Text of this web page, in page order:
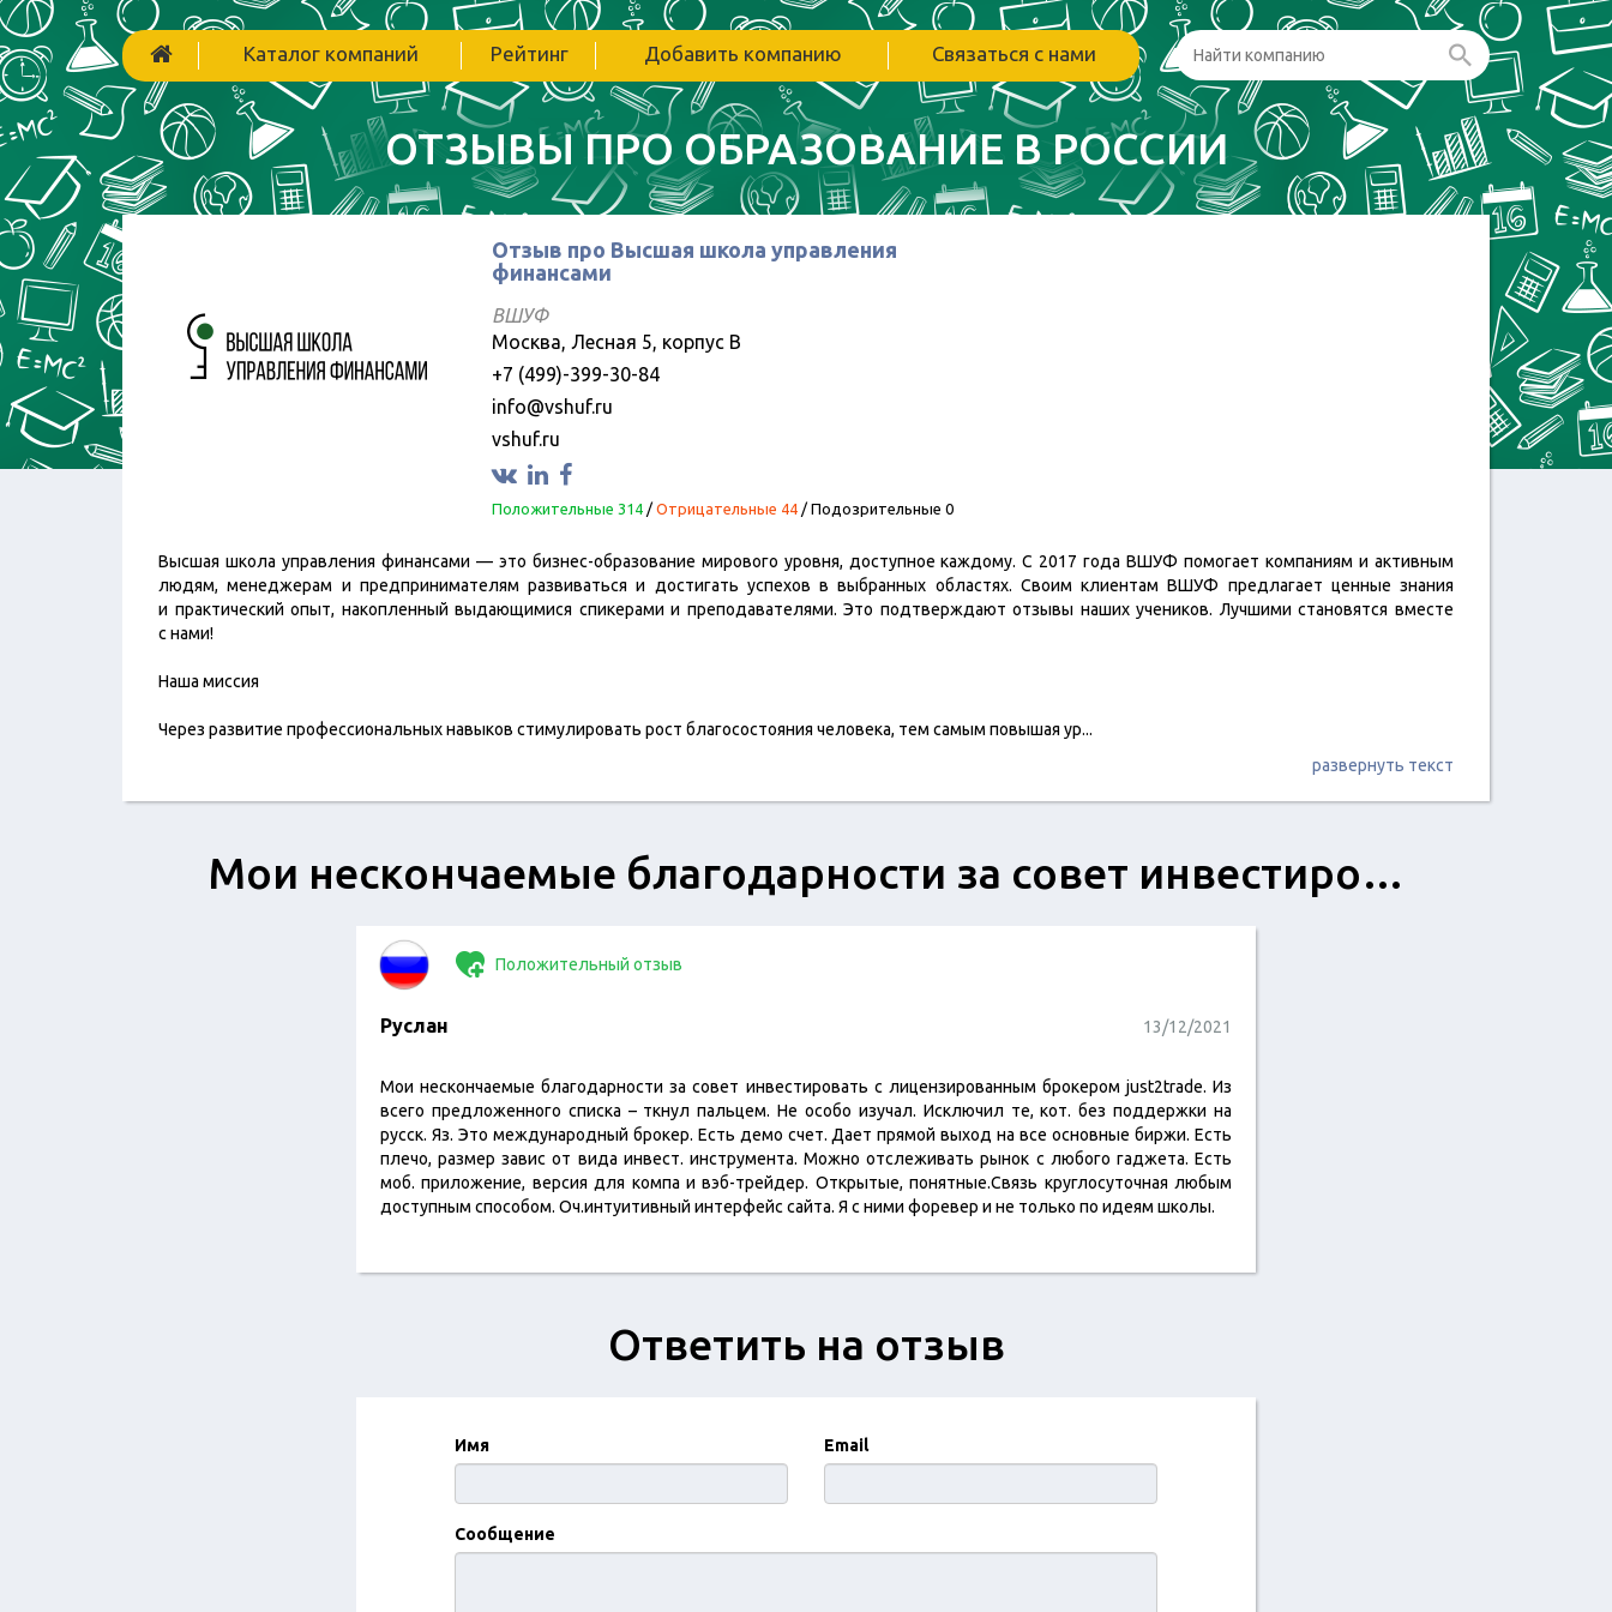
Каталог компаний Рейтинг Добавить компанию Связаться с нами
ОТЗЫВЫ ПРО ОБРАЗОВАНИЕ В РОССИИ
Отзыв про Высшая школа управления
финансами
ВШУФ
Москва, Лесная 5, корпус B
+7 (499)-399-30-84
info@vshuf.ru
vshuf.ru
Положительные 314/ Отрицательные 44/ Подозрительные 0
Высшая школа управления финансами — это бизнес-образование мирового уровня, доступное каждому. С 2017 года ВШУФ помогает компаниям и активным
людям, менеджерам и предпринимателям развиваться и достигать успехов в выбранных областях. Своим клиентам ВШУФ предлагает ценные знания
и практический опыт, накопленный выдающимися спикерами и преподавателями. Это подтверждают отзывы наших учеников. Лучшими становятся вместе
с нами!
Наша миссия
Через развитие профессиональных навыков стимулировать рост благосостояния человека, тем самым повышая ур...
развернуть текст
Мои нескончаемые благодарности за совет инвестиро…
Положительный отзыв
Руслан 13/12/2021
Мои нескончаемые благодарности за совет инвестировать с лицензированным брокером just2trade. Из
всего предложенного списка – ткнул пальцем. Не особо изучал. Исключил те, кот. без поддержки на
русск. Яз. Это международный брокер. Есть демо счет. Дает прямой выход на все основные биржи. Есть
плечо, размер завис от вида инвест. инструмента. Можно отслеживать рынок с любого гаджета. Есть
моб. приложение, версия для компа и вэб-трейдер. Открытые, понятные.Связь круглосуточная любым
доступным способом. Оч.интуитивный интерфейс сайта. Я с ними форевер и не только по идеям школы.
Ответить на отзыв
Имя Email
Сообщение